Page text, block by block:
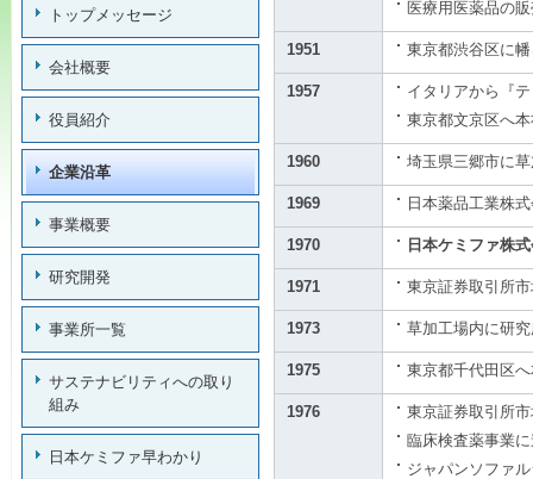
医療用医薬品の
1951 東京都渋谷区に
1957
イタリアから『
東京都文京区へ
1960 埼玉県三郷市に
1969 日本薬品工業株
1970 日本ケミファ株
1971 東京証券取引所
1973 草加工場内に研
1975 東京都千代田区
1976
東京証券取引所
臨床検査薬事業
ジャパンソファ
トップメッセージ
会社概要
役員紹介
企業沿革
事業概要
研究開発
事業所一覧
サステナビリティへの取り
組み
日本ケミファ早わかり